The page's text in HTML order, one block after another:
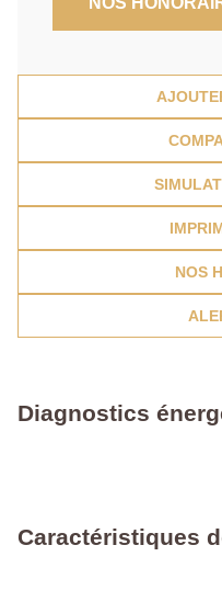
NOS
Diagnostics
Caractéristiques